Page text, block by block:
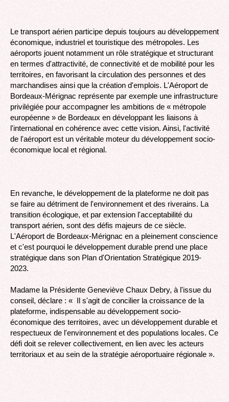
Le transport aérien participe depuis toujours au développement
économique, industriel et touristique des métropoles. Les
aéroports jouent notamment un rôle stratégique et structurant
en termes d'attractivité, de connectivité et de mobilité pour les
territoires, en favorisant la circulation des personnes et des
marchandises ainsi que la création d'emplois. L'Aéroport de
Bordeaux-Mérignac représente par exemple une infrastructure
privilégiée pour accompagner les ambitions de « métropole
européenne » de Bordeaux en développant les liaisons à
l'international en cohérence avec cette vision. Ainsi, l'activité
de l'aéroport est un véritable moteur du développement socio-
économique local et régional.
En revanche, le développement de la plateforme ne doit pas
se faire au détriment de l'environnement et des riverains. La
transition écologique, et par extension l'acceptabilité du
transport aérien, sont des défis majeurs de ce siècle.
L'Aéroport de Bordeaux-Mérignac en a pleinement conscience
et c'est pourquoi le développement durable prend une place
stratégique dans son Plan d'Orientation Stratégique 2019-
2023.
Madame la Présidente Geneviève Chaux Debry, à l'issue du
conseil, déclare : « Il s'agit de concilier la croissance de la
plateforme, indispensable au développement socio-
économique des territoires, avec un développement durable et
respectueux de l'environnement et des populations locales. Ce
défi doit se relever collectivement, en lien avec les acteurs
territoriaux et au sein de la stratégie aéroportuaire régionale ».